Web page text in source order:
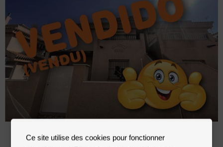
Ce site utilise des cookies pour fonctionner